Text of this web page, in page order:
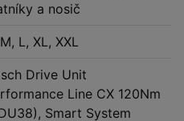
a nosič
L, XL, XXL
Drive Unit
Line CX 120Nm
Smart System